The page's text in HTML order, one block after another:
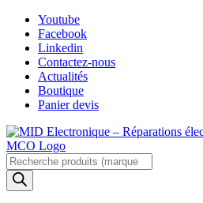
Skip
content
Youtube
Facebook
Linkedin
Contactez-nous
Actualités
Boutique
Panier devis
Recherche
de
produits